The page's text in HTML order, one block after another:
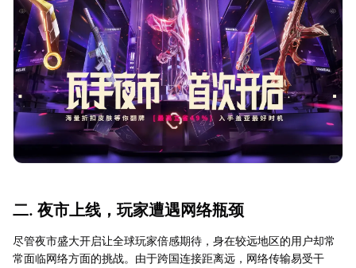
二. 夜市上线，玩家遭遇网络瓶颈
尽管夜市盛大开启让全球玩家倍感期待，身在较远地区的用户却常
常面临网络方面的挑战。由于跨国连接距离远，网络传输易受干